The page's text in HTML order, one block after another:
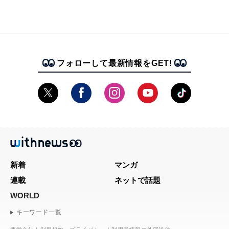
フォローして最新情報をGET!
新着
マンガ
連載
ネットで話題
WORLD
キーワード一覧